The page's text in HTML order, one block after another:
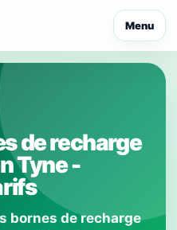
Menu
de recharge
Tyne -
bornes de recharge